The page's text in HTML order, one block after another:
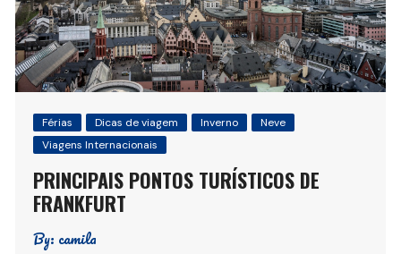
Férias Dicas de viagem Inverno
Neve
Viagens Internacionais
PRINCIPAIS PONTOS TURÍSTICOS DE
FRANKFURT
By: camila